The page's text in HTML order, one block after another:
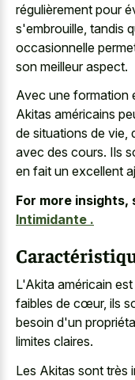
régulièrement pour
s'embrouille, tandis
occasionnelle
son meilleur aspect.
Avec une formation
Akitas américains
de situations de vie,
avec des cours. Ils
en fait un excellent
For more insights,
Intimidante .
L'Akita américain
faibles de cœur, ils
besoin d'un
limites claires.
Les Akitas sont très